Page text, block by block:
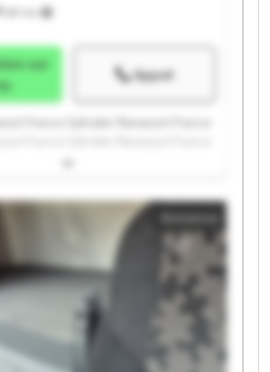
Appel
France Syltrailer Ramassot France
France Syltrailer Ramassot France
France Syltrailer Ramassot France
France Syltrailer Ramassot France
France Syltrailer Ramassot France
France Syltrailer Ramassot France
France Syltrailer Ramassot France
Annonce